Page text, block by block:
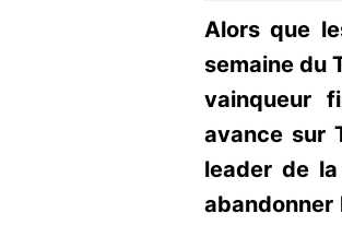
Alors que
semaine du
vainqueur
avance sur
leader de
abandonner